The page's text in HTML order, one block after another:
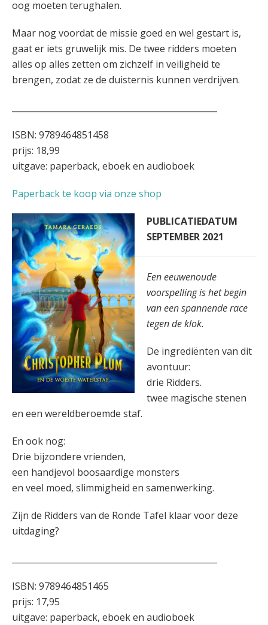
oog moeten terughalen.
Maar nog voordat de missie goed en wel gestart is,
gaat er iets gruwelijk mis. De twee ridders moeten
alles op alles zetten om zichzelf in veiligheid te
brengen, zodat ze de duisternis kunnen verdrijven.
ISBN: 9789464851458
prijs: 18,99
uitgave: paperback, eboek en audioboek
Paperback te koop via onze shop
PUBLICATIEDATUM
SEPTEMBER 2021
Een eeuwenoude
voorspelling is het begin
van een spannende race
tegen de klok.
De ingrediënten van dit
avontuur:
drie Ridders.
twee magische stenen
en een wereldberoemde staf.
En ook nog:
Drie bijzondere vrienden,
een handjevol boosaardige monsters
en veel moed, slimmigheid en samenwerking.
Zijn de Ridders van de Ronde Tafel klaar voor deze
uitdaging?
ISBN: 9789464851465
prijs: 17,95
uitgave: paperback, eboek en audioboek